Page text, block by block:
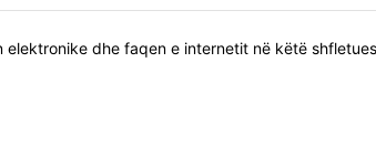
elektronike dhe faqen e internetit në këtë